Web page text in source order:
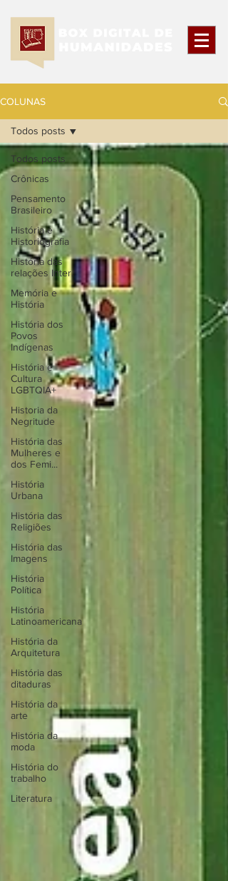
COLUNAS
Todos posts
Crônicas
Pensamento
Brasileiro
História e
Historiografia
História das
relações Inter.
Memória e
História
História dos
Povos
Indígenas
História e
Cultura
LGBTQIA+
Historia da
Negritude
História das
Mulheres e
dos Femi...
História
Urbana
História das
Religiões
História das
Imagens
História
Política
História
Latinoamericana
História da
Arquitetura
História das
ditaduras
História da
arte
História da
moda
História do
trabalho
Literatura
Todos posts